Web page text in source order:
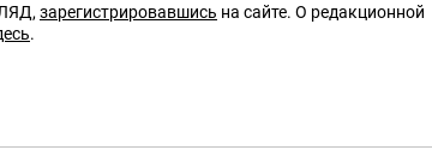
зарегистрировавшись на сайте. О редакционной
.